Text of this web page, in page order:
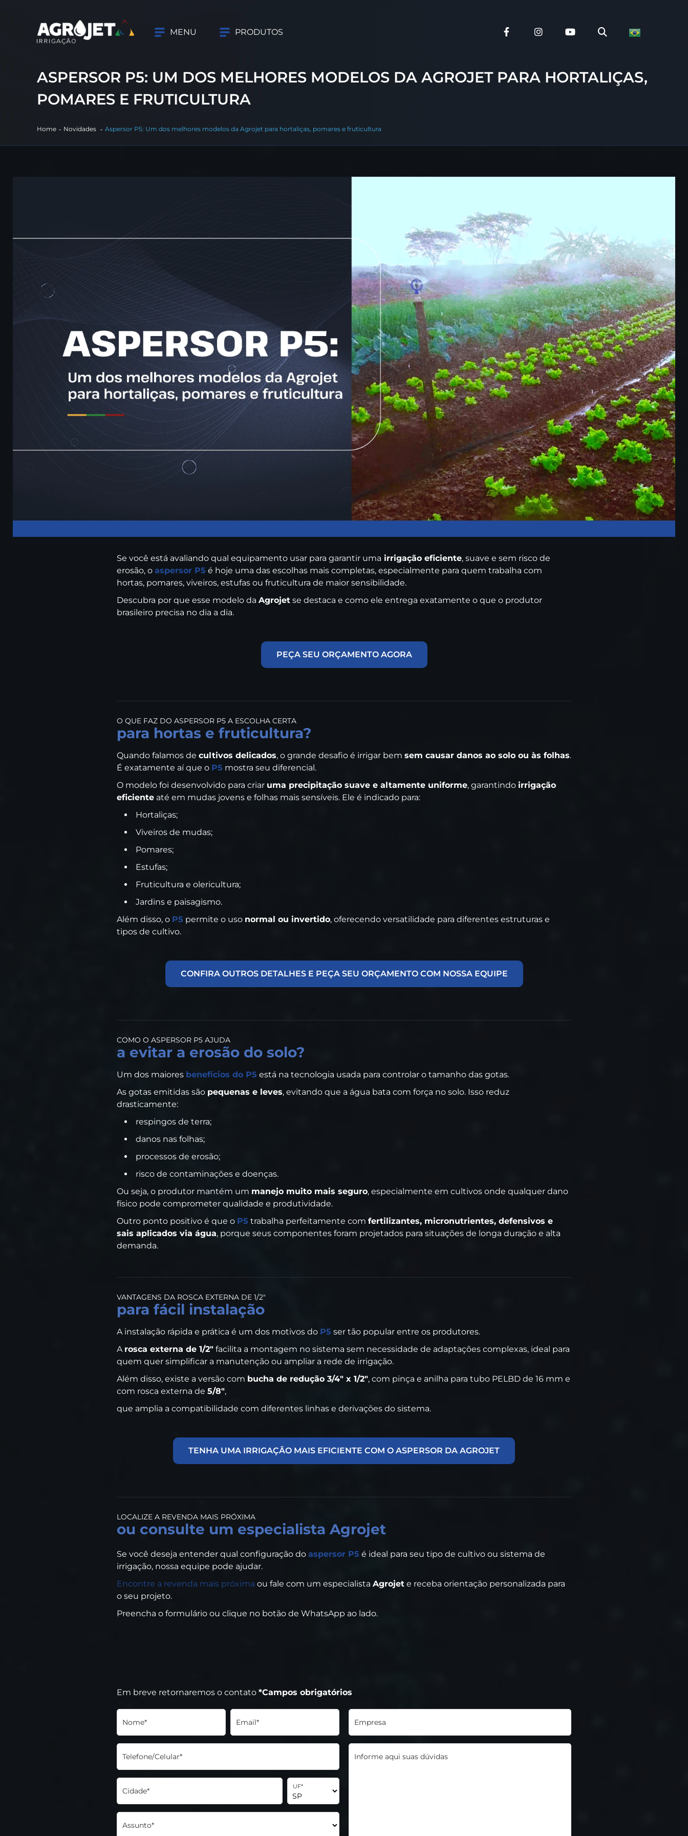
MENU PRODUTOS
ASPERSOR P5: UM DOS MELHORES MODELOS DA AGROJET PARA HORTALIÇAS,
POMARES E FRUTICULTURA
Home Novidades Aspersor P5: Um dos melhores modelos da Agrojet para hortaliças, pomares e fruticultura
Se você está avaliando qual equipamento usar para garantir uma irrigação eficiente, suave e sem risco de
erosão, o aspersor P5 é hoje uma das escolhas mais completas, especialmente para quem trabalha com
hortas, pomares, viveiros, estufas ou fruticultura de maior sensibilidade.
Descubra por que esse modelo da Agrojet se destaca e como ele entrega exatamente o que o produtor
brasileiro precisa no dia a dia.
PEÇA SEU ORÇAMENTO AGORA
O QUE FAZ DO ASPERSOR P5 A ESCOLHA CERTA
para hortas e fruticultura?
Quando falamos de cultivos delicados, o grande desafio é irrigar bem sem causar danos ao solo ou às folhas.
É exatamente aí que o P5 mostra seu diferencial.
O modelo foi desenvolvido para criar uma precipitação suave e altamente uniforme, garantindo irrigação
eficiente até em mudas jovens e folhas mais sensíveis. Ele é indicado para:
Hortaliças;
Viveiros de mudas;
Pomares;
Estufas;
Fruticultura e olericultura;
Jardins e paisagismo.
Além disso, o P5 permite o uso normal ou invertido, oferecendo versatilidade para diferentes estruturas e
tipos de cultivo.
CONFIRA OUTROS DETALHES E PEÇA SEU ORÇAMENTO COM NOSSA EQUIPE
COMO O ASPERSOR P5 AJUDA
a evitar a erosão do solo?
Um dos maiores benefícios do P5 está na tecnologia usada para controlar o tamanho das gotas.
As gotas emitidas são pequenas e leves, evitando que a água bata com força no solo. Isso reduz
drasticamente:
respingos de terra;
danos nas folhas;
processos de erosão;
risco de contaminações e doenças.
Ou seja, o produtor mantém um manejo muito mais seguro, especialmente em cultivos onde qualquer dano
físico pode comprometer qualidade e produtividade.
Outro ponto positivo é que o P5 trabalha perfeitamente com fertilizantes, micronutrientes, defensivos e
sais aplicados via água, porque seus componentes foram projetados para situações de longa duração e alta
demanda.
VANTAGENS DA ROSCA EXTERNA DE 1/2"
para fácil instalação
A instalação rápida e prática é um dos motivos do P5 ser tão popular entre os produtores.
A rosca externa de 1/2" facilita a montagem no sistema sem necessidade de adaptações complexas, ideal para
quem quer simplificar a manutenção ou ampliar a rede de irrigação.
Além disso, existe a versão com bucha de redução 3/4" x 1/2", com pinça e anilha para tubo PELBD de 16 mm e
com rosca externa de 5/8",
que amplia a compatibilidade com diferentes linhas e derivações do sistema.
TENHA UMA IRRIGAÇÃO MAIS EFICIENTE COM O ASPERSOR DA AGROJET
LOCALIZE A REVENDA MAIS PRÓXIMA
ou consulte um especialista Agrojet
Se você deseja entender qual configuração do aspersor P5 é ideal para seu tipo de cultivo ou sistema de
irrigação, nossa equipe pode ajudar.
Encontre a revenda mais próxima ou fale com um especialista Agrojet e receba orientação personalizada para
o seu projeto.
Preencha o formulário ou clique no botão de WhatsApp ao lado.
Em breve retornaremos o contato *Campos obrigatórios
Nome* Email*
Telefone/Celular*
Cidade* UF*
Assunto*
Empresa
Informe aqui suas dúvidas